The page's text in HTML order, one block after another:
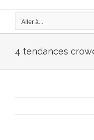
Aller à...
4 tendances